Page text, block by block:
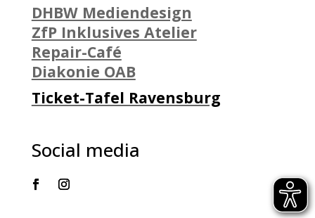
DHBW Mediendesign
ZfP Inklusives Atelier
Repair-Café
Diakonie OAB
Ticket-Tafel Ravensburg
Social media